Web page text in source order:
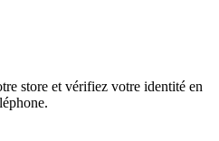
store et vérifiez votre identité en